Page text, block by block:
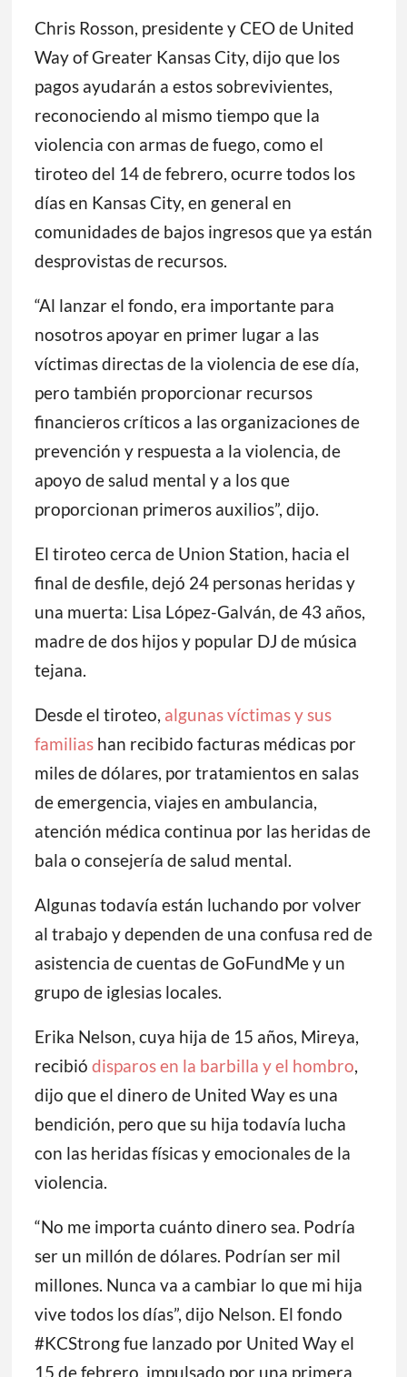
Chris Rosson, presidente y CEO de United
Way of Greater Kansas City, dijo que los
pagos ayudarán a estos sobrevivientes,
reconociendo al mismo tiempo que la
violencia con armas de fuego, como el
tiroteo del 14 de febrero, ocurre todos los
días en Kansas City, en general en
comunidades de bajos ingresos que ya están
desprovistas de recursos.
“Al lanzar el fondo, era importante para
nosotros apoyar en primer lugar a las
víctimas directas de la violencia de ese día,
pero también proporcionar recursos
financieros críticos a las organizaciones de
prevención y respuesta a la violencia, de
apoyo de salud mental y a los que
proporcionan primeros auxilios”, dijo.
El tiroteo cerca de Union Station, hacia el
final de desfile, dejó 24 personas heridas y
una muerta: Lisa López-Galván, de 43 años,
madre de dos hijos y popular DJ de música
tejana.
Desde el tiroteo, algunas víctimas y sus
familiashan recibido facturas médicas por
miles de dólares, por tratamientos en salas
de emergencia, viajes en ambulancia,
atención médica continua por las heridas de
bala o consejería de salud mental.
Algunas todavía están luchando por volver
al trabajo y dependen de una confusa red de
asistencia de cuentas de GoFundMe y un
grupo de iglesias locales.
Erika Nelson, cuya hija de 15 años, Mireya,
recibió disparos en la barbilla y el hombro,
dijo que el dinero de United Way es una
bendición, pero que su hija todavía lucha
con las heridas físicas y emocionales de la
violencia.
“No me importa cuánto dinero sea. Podría
ser un millón de dólares. Podrían ser mil
millones. Nunca va a cambiar lo que mi hija
vive todos los días”, dijo Nelson. El fondo
#KCStrong fue lanzado por United Way el
15 de febrero, impulsado por una primera